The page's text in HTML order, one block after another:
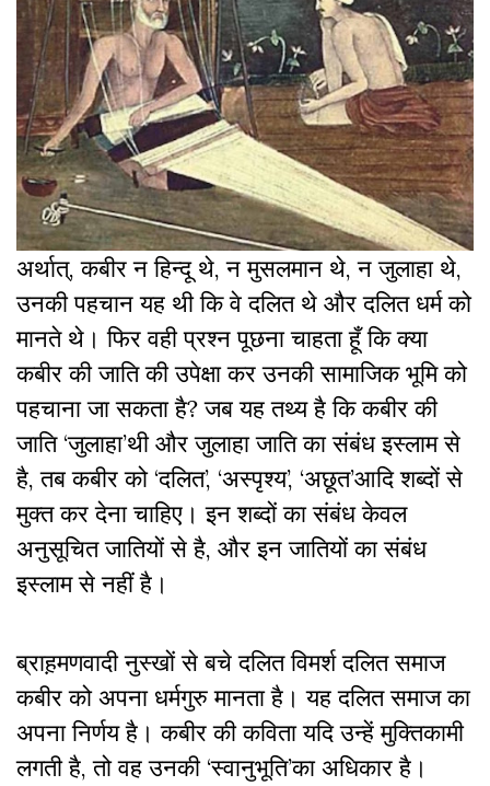
अर्थात्, कबीर न हिन्दू थे, न मुसलमान थे, न जुलाहा थे,
उनकी पहचान यह थी कि वे दलित थे और दलित धर्म को
मानते थे। फिर वही प्रश्न पूछना चाहता हूँ कि क्या
कबीर की जाति की उपेक्षा कर उनकी सामाजिक भूमि को
पहचाना जा सकता है? जब यह तथ्य है कि कबीर की
जाति ‘जुलाहा’थी और जुलाहा जाति का संबंध इस्लाम से
है, तब कबीर को ‘दलित’, ‘अस्पृश्य’, ‘अछूत’आदि शब्दों से
मुक्त कर देना चाहिए। इन शब्दों का संबंध केवल
अनुसूचित जातियों से है, और इन जातियों का संबंध
इस्लाम से नहीं है।
ब्राह़मणवादी नुस्खों से बचे दलित विमर्श दलित समाज
कबीर को अपना धर्मगुरु मानता है। यह दलित समाज का
अपना निर्णय है। कबीर की कविता यदि उन्हें मुक्तिकामी
लगती है, तो वह उनकी ‘स्वानुभूति’का अधिकार है।